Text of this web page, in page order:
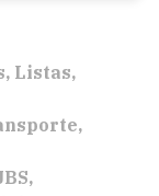
Listas